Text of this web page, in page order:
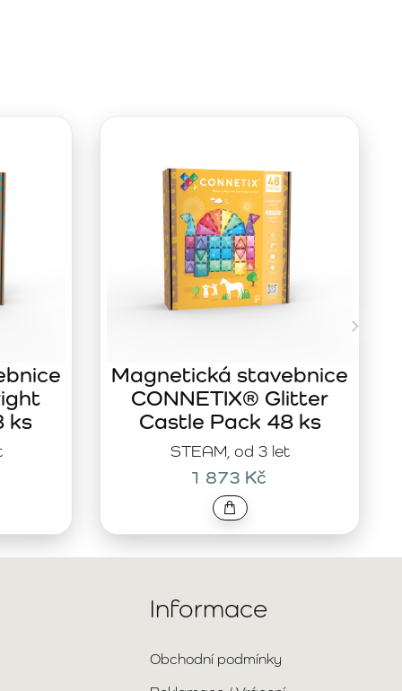
ks
STEAM, od 3 let
Magnetická stavebnice
CONNETIX® Glitter
Castle Pack 48 ks
1 873 Kč
Informace
Obchodní podmínky